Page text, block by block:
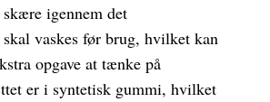
igennem det
vaskes før brug, hvilket kan
opgave at tænke på
er i syntetisk gummi, hvilket